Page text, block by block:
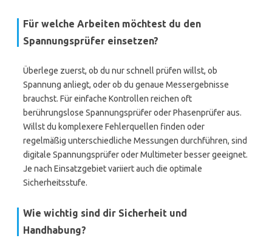
Für welche Arbeiten möchtest du den
Spannungsprüfer einsetzen?
Überlege zuerst, ob du nur schnell prüfen willst, ob
Spannung anliegt, oder ob du genaue Messergebnisse
brauchst. Für einfache Kontrollen reichen oft
berührungslose Spannungsprüfer oder Phasenprüfer aus.
Willst du komplexere Fehlerquellen finden oder
regelmäßig unterschiedliche Messungen durchführen, sind
digitale Spannungsprüfer oder Multimeter besser geeignet.
Je nach Einsatzgebiet variiert auch die optimale
Sicherheitsstufe.
Wie wichtig sind dir Sicherheit und
Handhabung?